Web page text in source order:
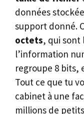
données
support donné.
octets, qui sont
l’information
regroupe 8 bits,
Tout ce que tu
cabinet à une
millions de